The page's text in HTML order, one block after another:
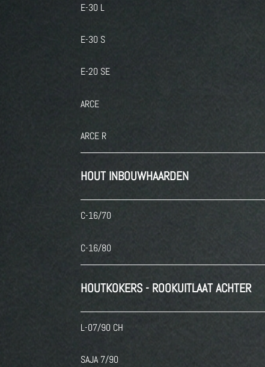
E-30 L
E-30 S
E-20 SE
ARCE
ARCE R
HOUT INBOUWHAARDEN
C-16/70
C-16/80
HOUTKOKERS - ROOKUITLAAT ACHTER
L-07/90 CH
SAJA 7/90